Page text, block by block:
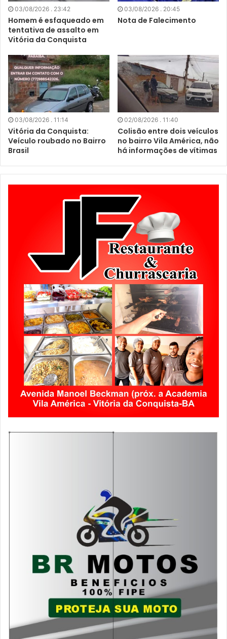
03/08/2026 . 23:42
Homem é esfaqueado em
tentativa de assalto em
Vitória da Conquista
03/08/2026 . 20:45
Nota de Falecimento
03/08/2026 . 11:14
Vitória da Conquista:
Veículo roubado no Bairro
Brasil
02/08/2026 . 11:40
Colisão entre dois veículos
no bairro Vila América, não
há informações de vítimas